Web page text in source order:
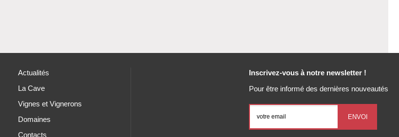
Actualités
La Cave
Vignes et Vignerons
Domaines
Contacts
Inscrivez-vous à notre newsletter !
Pour être informé des dernières nouveautés